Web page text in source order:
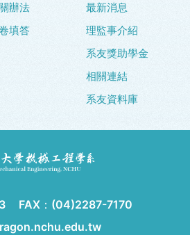
辦法
填答
最新消息
理監事介紹
系友獎助學金
相關連結
系友資料庫
FAX： (04)2287-7170